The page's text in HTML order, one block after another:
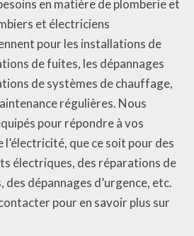
en matière de plomberie et
et électriciens
pour les installations de
de fuites, les dépannages
de systèmes de chauffage,
régulières. Nous
pour répondre à vos
l’électricité, que ce soit pour des
électriques, des réparations de
dépannages d’urgence, etc.
pour en savoir plus sur